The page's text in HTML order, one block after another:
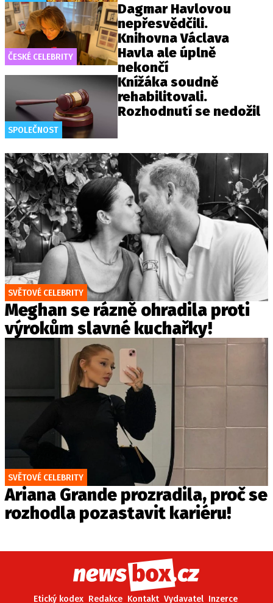
ČESKÉ CELEBRITY
Dagmar Havlovou
nepřesvědčili.
Knihovna Václava
Havla ale úplně
nekončí
SPOLEČNOST
Knížáka soudně
rehabilitovali.
Rozhodnutí se nedožil
SVĚTOVÉ CELEBRITY
Meghan se rázně ohradila proti
výrokům slavné kuchařky!
SVĚTOVÉ CELEBRITY
Ariana Grande prozradila, proč se
rozhodla pozastavit kariéru!
Etický kodex Redakce Kontakt Vydavatel Inzerce